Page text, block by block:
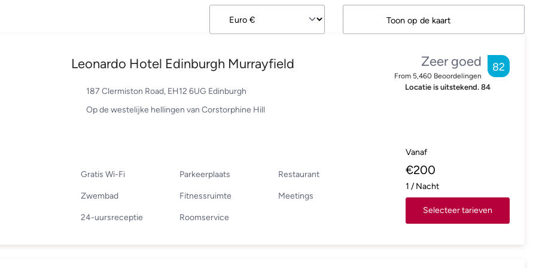
Toon op de kaart
Leonardo Hotel Edinburgh Murrayfield
187 Clermiston Road, EH12 6UG Edinburgh
Op de westelijke hellingen van Corstorphine Hill
Zeer goed
From 5,460 Beoordelingen
82
Locatie is uitstekend. 84
Gratis Wi-Fi Parkeerplaats Restaurant
Zwembad Fitnessruimte Meetings
24-uursreceptie Roomservice
Vanaf
€200
1 / Nacht
Selecteer tarieven